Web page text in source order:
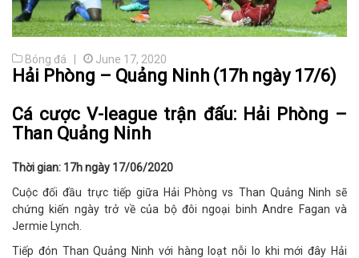
Bóng đá | June 17, 2020
Hải Phòng – Quảng Ninh (17h ngày 17/6)
Cá cược V-league trận đấu: Hải Phòng –
Than Quảng Ninh
Thời gian: 17h ngày 17/06/2020
Cuộc đối đầu trực tiếp giữa Hải Phòng vs Than Quảng Ninh sẽ
chứng kiến ngày trở về của bộ đôi ngoại binh Andre Fagan và
Jermie Lynch.
Tiếp đón Than Quảng Ninh với hàng loạt nỗi lo khi mới đây Hải